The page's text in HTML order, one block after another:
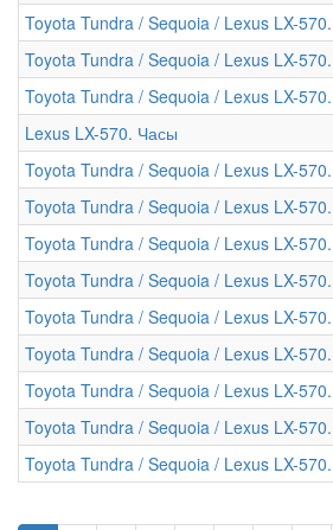
Toyota Tundra / Sequoia / Lexus LX-
Toyota Tundra / Sequoia / Lexus LX-
Toyota Tundra / Sequoia / Lexus LX-
Lexus LX-570. Часы
Toyota Tundra / Sequoia / Lexus LX-
Toyota Tundra / Sequoia / Lexus LX-
Toyota Tundra / Sequoia / Lexus LX-
Toyota Tundra / Sequoia / Lexus LX-
Toyota Tundra / Sequoia / Lexus LX-
Toyota Tundra / Sequoia / Lexus LX-
Toyota Tundra / Sequoia / Lexus LX-
Toyota Tundra / Sequoia / Lexus LX-
Toyota Tundra / Sequoia / Lexus LX-